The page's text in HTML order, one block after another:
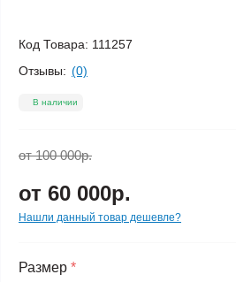
Код Товара: 111257
Отзывы: (0)
В наличии
от 100 000р.
от 60 000р.
Нашли данный товар дешевле?
Размер *